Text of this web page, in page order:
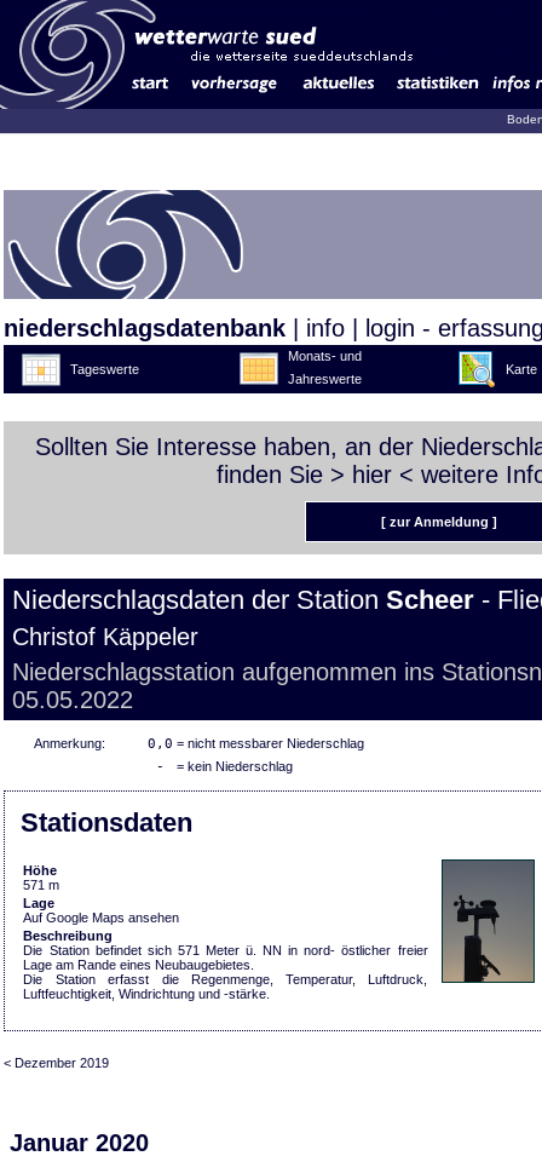
niederschlagsdatenbank info login -
Tageswerte
Monats- und
Jahreswerte
Karte
Sollten Sie Interesse haben, an der
finden Sie > hier < weitere
[ zur Anmeldung ]
Niederschlagsdaten der Station Scheer -
Christof Käppeler
Niederschlagsstation aufgenommen ins
05.05.2022
Anmerkung: 0,0 = nicht messbarer Niederschlag
- = kein Niederschlag
Stationsdaten
Höhe
571 m
Lage
Auf Google Maps ansehen
Beschreibung
Die Station befindet sich 571 Meter ü. NN in nord- östlicher freier
Lage am Rande eines Neubaugebietes.
Die Station erfasst die Regenmenge, Temperatur, Luftdruck,
Luftfeuchtigkeit, Windrichtung und -stärke.
< Dezember 2019
Januar 2020